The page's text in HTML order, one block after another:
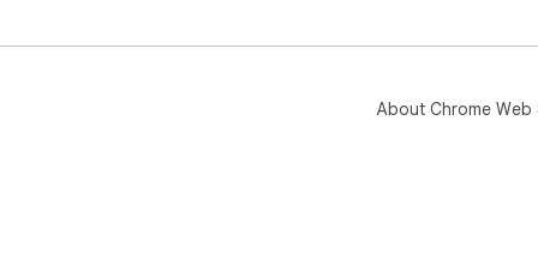
About Chrome Web